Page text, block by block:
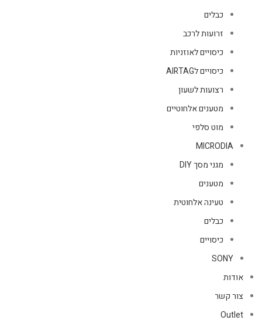
כבלים
זרועות לרכב
כיסויים לאוזניות
כיסויים לAIRTAG
רצועות לשעון
מטענים אלחוטיים
מוט סלפי
MICRODIA
מגני מסך DIY
מטענים
טעינה אלחוטית
כבלים
כיסויים
SONY
אודות
צור קשר
Outlet